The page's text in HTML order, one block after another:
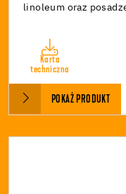
linoleum oraz
Karta
techniczna
POKAŻ PRODUKT